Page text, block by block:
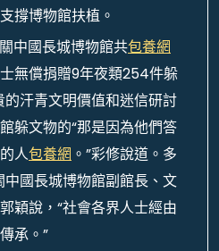
撐博物館扶植。
中國長城博物館共包養網
無償捐贈9年夜類254件躲
的汗青文明價值和迷信研討
躲文物的“那是因為他們答
人包養網 。”彩修說道。多
國長城博物館副館長、文
穎說，“社會各界人士經由
承。”